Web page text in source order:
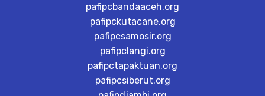
pafipcbandaaceh.org
pafipckutacane.org
pafipcsamosir.org
pafipclangi.org
pafipctapaktuan.org
pafipcsiberut.org